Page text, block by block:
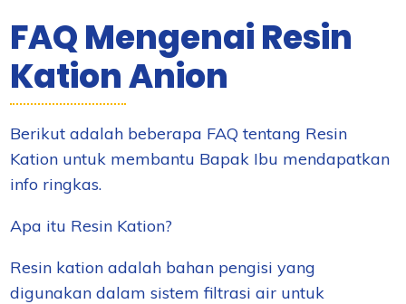
FAQ Mengenai Resin
Kation Anion
Berikut adalah beberapa FAQ tentang Resin
Kation untuk membantu Bapak Ibu mendapatkan
info ringkas.
Apa itu Resin Kation?
Resin kation adalah bahan pengisi yang
digunakan dalam sistem filtrasi air untuk